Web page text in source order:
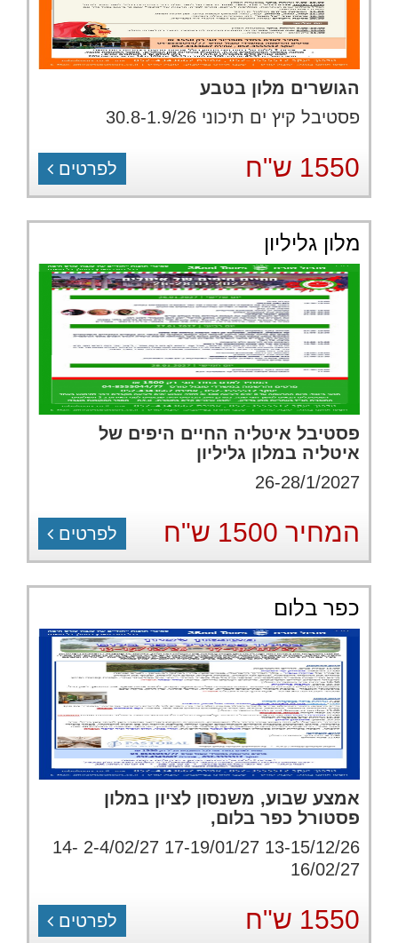
הגושרים מלון בטבע
פסטיבל קיץ ים תיכוני 30.8-1.9/26
1550 ש"ח לפרטים
מלון גליליון
פסטיבל איטליה החיים היפים של
איטליה במלון גליליון
26-28/1/2027
המחיר 1500 ש"ח לפרטים
כפר בלום
אמצע שבוע, משנסון לציון במלון
פסטורל כפר בלום,
13-15/12/26 17-19/01/27 2-4/02/27 14-
16/02/27
1550 ש"ח לפרטים